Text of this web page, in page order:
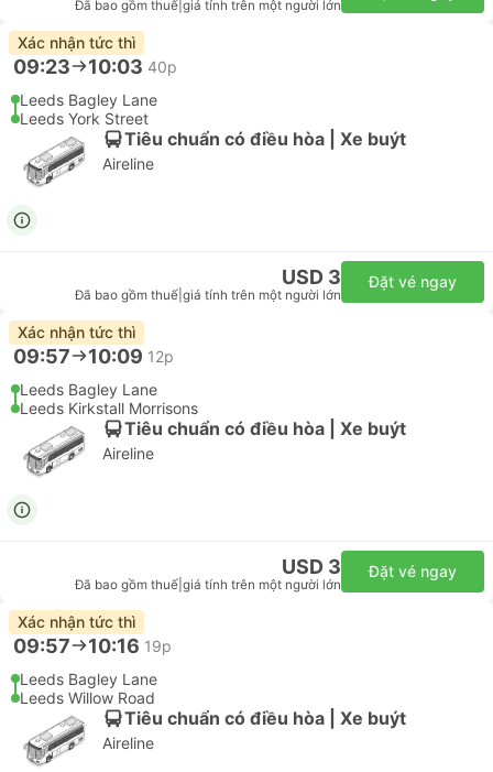
Đã bao gồm thuế giá tính trên một người lớn
Xác nhận tức thì
09:23 10:03 40p
Leeds Bagley Lane
Leeds York Street
Tiêu chuẩn có điều hòa | Xe buýt
Aireline
USD 3
Đã bao gồm thuế giá tính trên một người lớn
Đặt vé ngay
Xác nhận tức thì
09:57 10:09 12p
Leeds Bagley Lane
Leeds Kirkstall Morrisons
Tiêu chuẩn có điều hòa | Xe buýt
Aireline
USD 3
Đã bao gồm thuế giá tính trên một người lớn
Đặt vé ngay
Xác nhận tức thì
09:57 10:16 19p
Leeds Bagley Lane
Leeds Willow Road
Tiêu chuẩn có điều hòa | Xe buýt
Aireline